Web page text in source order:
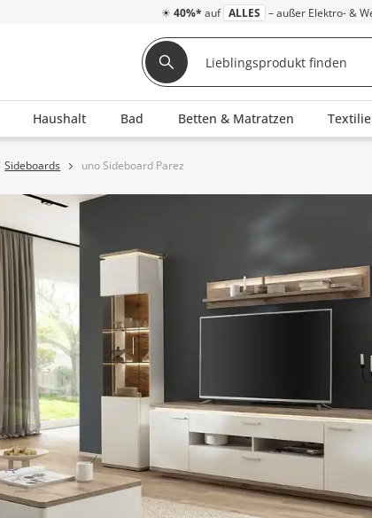
☀ 40%* auf ALLES – außer Elektro- &
Haushalt Bad Betten & Matratzen
Sideboards uno Sideboard Parez